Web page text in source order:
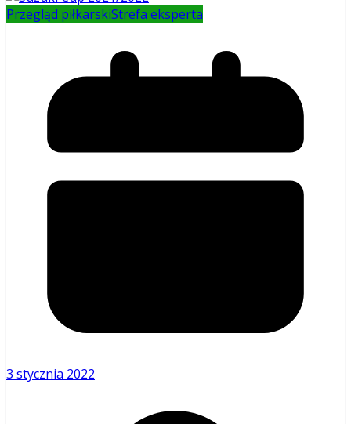
Przegląd piłkarskiStrefa eksperta
3 stycznia 2022